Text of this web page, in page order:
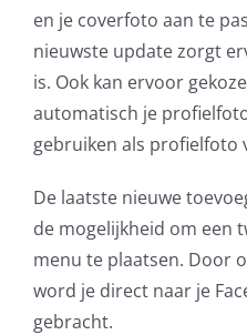
en je coverfoto aan te
nieuwste update zorgt
is. Ook kan ervoor
automatisch je
gebruiken als profielfoto
De laatste nieuwe
de mogelijkheid om een
menu te plaatsen. Door
word je direct naar je
gebracht.